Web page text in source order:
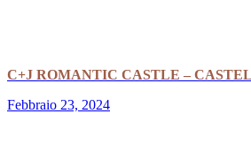
C+J ROMANTIC CASTLE –
Febbraio 23, 2024